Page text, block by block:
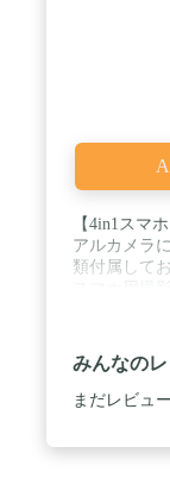
だけでなく
す。クリッ
整し、携帯
して、クリ
念のため、
ください！
【多機種対
ら後ろに主
ら、このレ
ご注意：ス
注意くださ
スマホケー
14シリーズ
け用のネジ
に対応しま
【4in1スマ
アルカメラ
類付属して
的な撮影が
れば、遠く
での自撮り
世界がはっ
い画面を撮
みんなの
まだレビュ